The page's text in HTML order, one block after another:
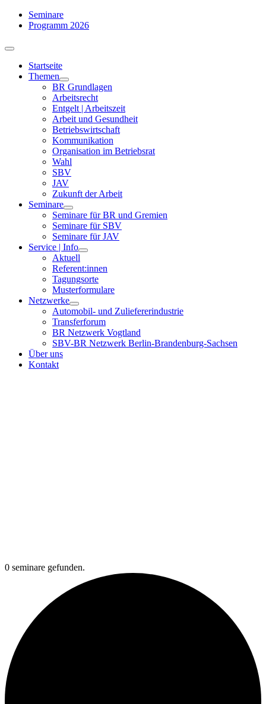
Zum
Inhalt
Seminare
Programm 2026
Toggle
NavigationStartseite
Themen
BR Grundlagen
Arbeits­recht
Entgelt | Arbeitszeit
Arbeit und Gesundheit
Betriebswirtschaft
Kommuni­kation
Organisation im Betriebsrat
Wahl
SBV
JAV
Zukunft der Arbeit
Seminare
Seminare für BR und Gremien
Seminare für SBV
Seminare für JAV
Service | Info
Aktuell
Referent:innen
Tagungsorte
Musterformulare
Netzwerke
Automobil- und Zuliefererindustrie
Transferforum
BR Netzwerk Vogtland
SBV-BR Netzwerk Berlin-Brandenburg-Sachsen
Über uns
Kontakt
0 seminare gefunden.